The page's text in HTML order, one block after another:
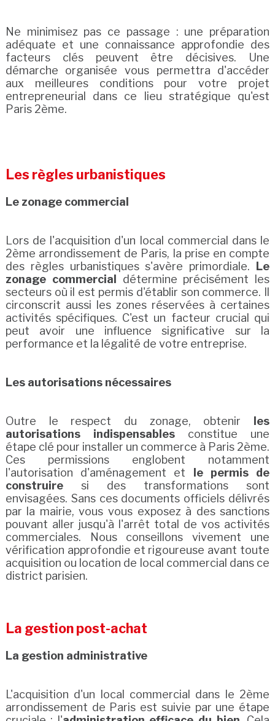
Ne minimisez pas ce passage : une préparation
adéquate et une connaissance approfondie des
facteurs clés peuvent être décisives. Une
démarche organisée vous permettra d'accéder
aux meilleures conditions pour votre projet
entrepreneurial dans ce lieu stratégique qu'est
Paris 2ème.
Les règles urbanistiques
Le zonage commercial
Lors de l'acquisition d'un local commercial dans le
2ème arrondissement de Paris, la prise en compte
des règles urbanistiques s'avère primordiale.
Le
zonage commercial
détermine précisément les
secteurs où il est permis d'établir son commerce. Il
circonscrit aussi les zones réservées à certaines
activités spécifiques. C'est un facteur crucial qui
peut avoir une influence significative sur la
performance et la légalité de votre entreprise.
Les autorisations nécessaires
Outre le respect du zonage, obtenir
les
autorisations indispensablesconstitue une
étape clé pour installer un commerce à Paris 2ème.
Ces permissions englobent notamment
l'autorisation d'aménagement et
le permis de
construiresi des transformations sont
envisagées. Sans ces documents officiels délivrés
par la mairie, vous vous exposez à des sanctions
pouvant aller jusqu'à l'arrêt total de vos activités
commerciales. Nous conseillons vivement une
vérification approfondie et rigoureuse avant toute
acquisition ou location de local commercial dans ce
district parisien.
La gestion post-achat
La gestion administrative
L'acquisition d'un local commercial dans le 2ème
arrondissement de Paris est suivie par une étape